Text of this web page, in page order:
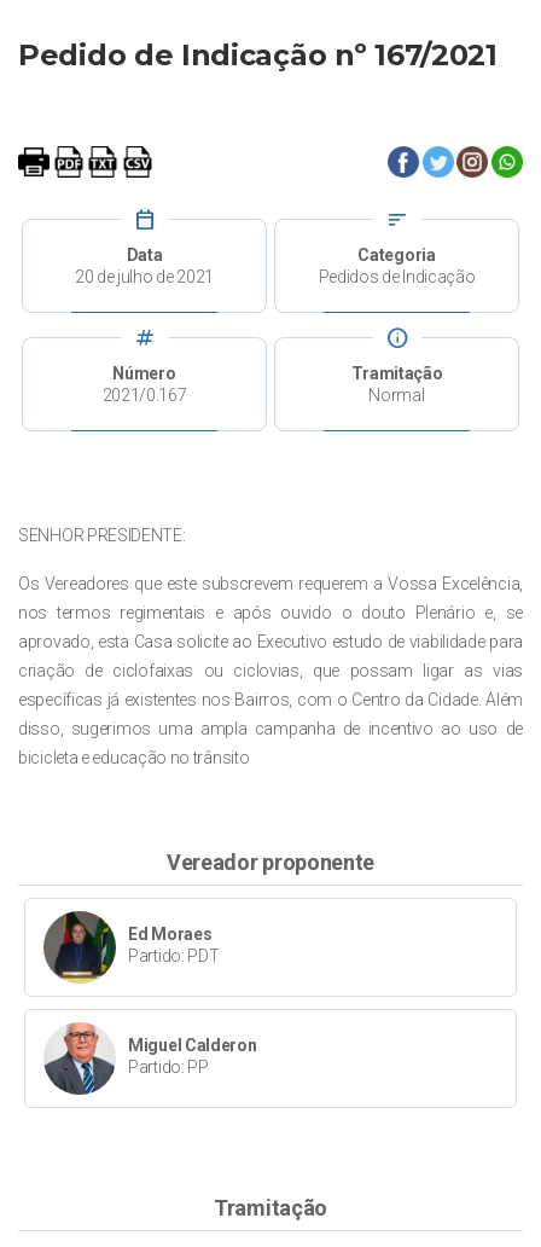
Pedido de Indicação nº 167/2021
calendar_today
Data
20 de julho de 2021
sort
Categoria
Pedidos de Indicação
tag
Número
2021/0.167
info
Tramitação
Normal
SENHOR PRESIDENTE:
Os Vereadores que este subscrevem requerem a Vossa Excelência,
nos termos regimentais e após ouvido o douto Plenário e, se
aprovado, esta Casa solicite ao Executivo estudo de viabilidade para
criação de ciclofaixas ou ciclovias, que possam ligar as vias
específicas já existentes nos Bairros, com o Centro da Cidade. Além
disso, sugerimos uma ampla campanha de incentivo ao uso de
bicicleta e educação no trânsito
Vereador proponente
Ed Moraes
Partido: PDT
Miguel Calderon
Partido: PP
Tramitação